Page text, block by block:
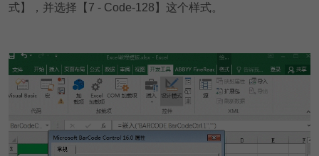
式】，并选择【7 - Code-128】这个样式。